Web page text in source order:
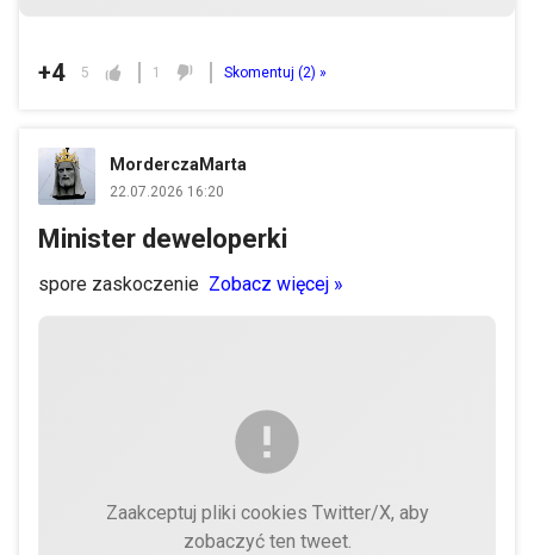
+4 5 1 Skomentuj (2) »
MorderczaMarta
22.07.2026 16:20
Minister deweloperki
spore zaskoczenie Zobacz więcej »
Zaakceptuj pliki cookies Twitter/X, aby
zobaczyć ten tweet.